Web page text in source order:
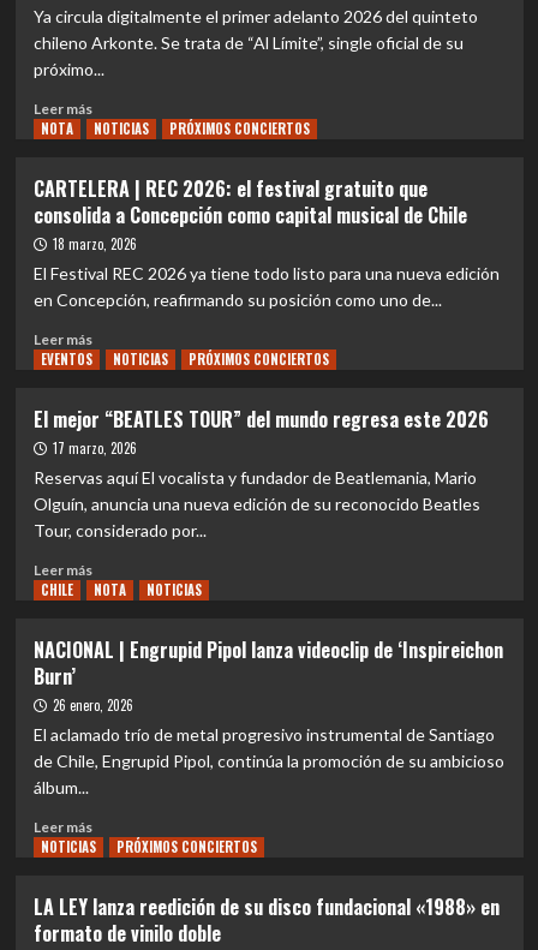
dinosaurios»:
segundo
del
álbum
tributo
García
Ya circula digitalmente el primer adelanto 2026 del quinteto
chileno Arkonte. Se trata de “Al Límite”, single oficial de su
próximo...
Leer másLeer
más
|
Arkonte
publica
«Al
límite»
NOTA NOTICIAS PRÓXIMOS CONCIERTOS
CARTELERA | REC 2026: el festival gratuito que
consolida a Concepción como capital musical de Chile
18 marzo, 2026
El Festival REC 2026 ya tiene todo listo para una nueva edición
en Concepción, reafirmando su posición como uno de...
Leer másLeer
más
|
REC
2026:
gratuito
que
consolida
como
musical
Chile
EVENTOS NOTICIAS PRÓXIMOS CONCIERTOS
El mejor “BEATLES TOUR” del mundo regresa este 2026
17 marzo, 2026
Reservas aquí El vocalista y fundador de Beatlemania, Mario
Olguín, anuncia una nueva edición de su reconocido Beatles
Tour, considerado por...
Leer másLeer
más
mejor
TOUR”
del
regresa
CHILE NOTA NOTICIAS
NACIONAL | Engrupid Pipol lanza videoclip de ‘Inspireichon
Burn’
26 enero, 2026
El aclamado trío de metal progresivo instrumental de Santiago
de Chile, Engrupid Pipol, continúa la promoción de su ambicioso
álbum...
Leer másLeer
más
|
Engrupid
NOTICIAS PRÓXIMOS CONCIERTOS
LA LEY lanza reedición de su disco fundacional «1988» en
formato de vinilo doble